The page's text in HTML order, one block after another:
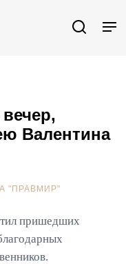
Валентина
"ПРАВМИР"
пришедших